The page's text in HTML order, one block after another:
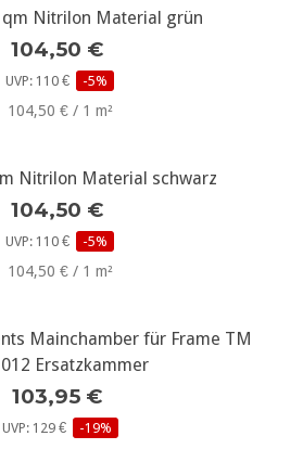
Nitrilon Material grün
104,50 €
UVP: 110 € -5%
104,50 € / 1 m²
Nitrilon Material schwarz
104,50 €
UVP: 110 € -5%
104,50 € / 1 m²
Mainchamber für Frame TM
Ersatzkammer
103,95 €
UVP: 129 € -19%